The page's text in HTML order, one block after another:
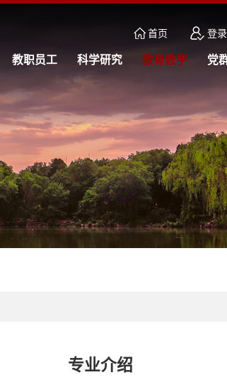
首页 登录
教职员工 科学研究 教育教学 党
专业介绍